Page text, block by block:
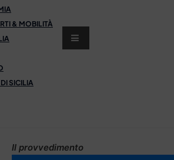
& MOBILITÀ
SICILIA
Il provvedimento